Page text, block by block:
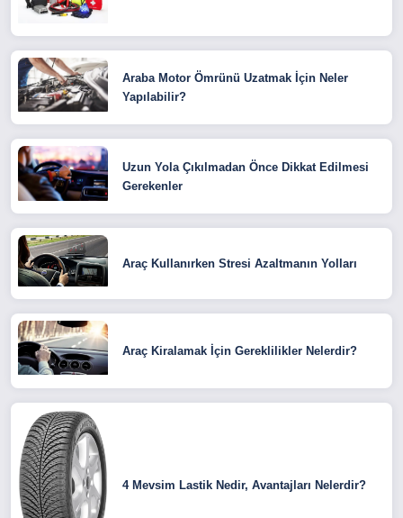
Araba Motor Ömrünü Uzatmak İçin Neler
Yapılabilir?
Uzun Yola Çıkılmadan Önce Dikkat Edilmesi
Gerekenler
Araç Kullanırken Stresi Azaltmanın Yolları
Araç Kiralamak İçin Gereklilikler Nelerdir?
4 Mevsim Lastik Nedir, Avantajları Nelerdir?